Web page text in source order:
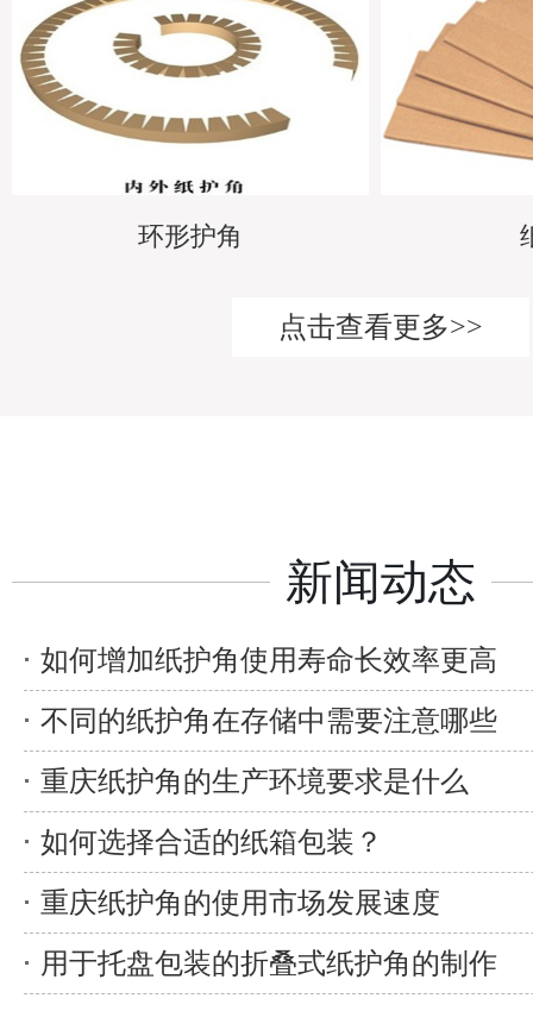
环形护角
点击查看更多>>
新闻动态
如何增加纸护角使用寿命长效率更高
不同的纸护角在存储中需要注意哪些
重庆纸护角的生产环境要求是什么
如何选择合适的纸箱包装？
重庆纸护角的使用市场发展速度
用于托盘包装的折叠式纸护角的制作